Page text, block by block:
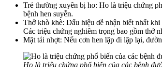
Trẻ thường xuyên bị ho: Ho là triệu chứng
bệnh hen suyễn.
Thở khò khè: Dấu hiệu dễ nhận biết nhất
Các triệu chứng nghiêm trọng bao gồm thở
Mặt tái nhợt: Nếu cơn hen lặp đi lặp lại,
Ho là triệu chứng phổ biến của các bệnh